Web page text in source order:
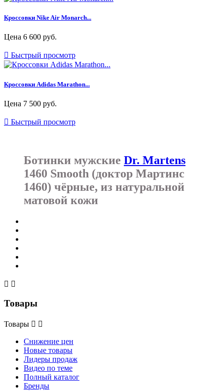
Кроссовки Nike Air Monarch...
Цена 6 600 руб.
 Быстрый просмотр
Кроссовки Adidas Marathon...
Цена 7 500 руб.
 Быстрый просмотр
Ботинки мужские Dr. Martens
1460 Smooth (доктор Мартинс
1460) чёрные, из натуральной
матовой кожи
 
Товары
Товары  
Снижение цен
Новые товары
Лидеры продаж
Видео по теме
Полный каталог
Бренды